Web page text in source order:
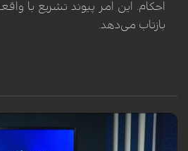
احکام. این امر پیوند تشریع با
بازتاب می‌دهد.